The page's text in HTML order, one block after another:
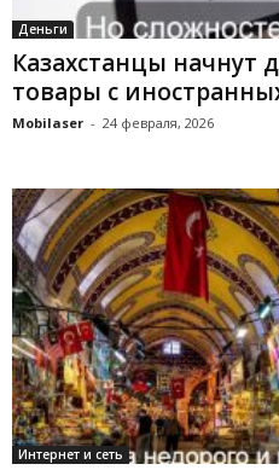
Деньги
Казахстанцы начнут
товары с
Mobilaser - 24 февраля, 2026
Интернет и сеть